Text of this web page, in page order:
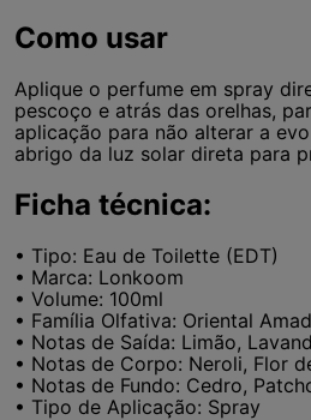
Como usar
Aplique o perfume em spray
pescoço e atrás das orelhas,
aplicação para não alterar a
abrigo da luz solar direta para
Ficha técnica:
• Tipo: Eau de Toilette (EDT)
• Marca: Lonkoom
• Volume: 100ml
• Família Olfativa: Oriental
• Notas de Saída: Limão,
• Notas de Corpo: Neroli, Flor
• Notas de Fundo: Cedro,
• Tipo de Aplicação: Spray